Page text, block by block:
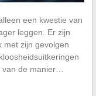
een kwestie van
leggen. Er zijn
met zijn gevolgen
van de manier…